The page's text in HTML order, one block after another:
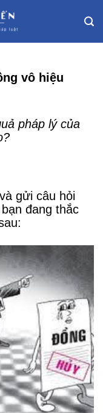
vô hiệu
pháp lý của
gửi câu hỏi
đang thắc